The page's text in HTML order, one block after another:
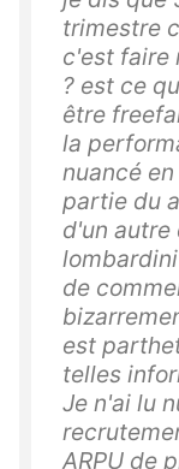
trimestre
c'est faire
? est ce
être
la
nuancé
partie du
d'un autre
de
est
telles
Je n'ai lu
ARPU de